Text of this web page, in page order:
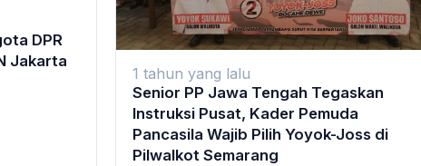
DPR
Jakarta
1 tahun yang lalu
Senior PP Jawa Tengah Tegaskan
Instruksi Pusat, Kader Pemuda
Pancasila Wajib Pilih Yoyok-Joss di
Pilwalkot Semarang